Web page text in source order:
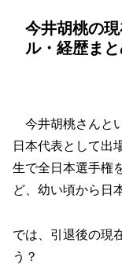
今井胡桃の
ル・経歴ま
今井胡桃さんと
日本代表として出
生で全日本選手権
ど、幼い頃から日
では、引退後の現
う？